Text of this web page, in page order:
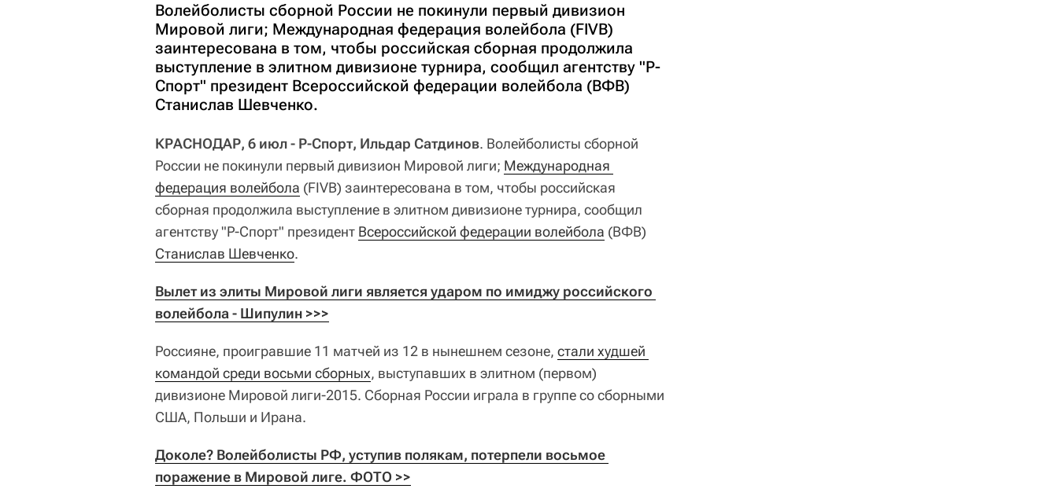
Волейболисты сборной России не покинули первый дивизион
Мировой лиги; Международная федерация волейбола (FIVB)
заинтересована в том, чтобы российская сборная продолжила
выступление в элитном дивизионе турнира, сообщил агентству "Р-
Спорт" президент Всероссийской федерации волейбола (ВФВ)
Станислав Шевченко.
КРАСНОДАР, 6 июл - Р-Спорт, Ильдар Сатдинов. Волейболисты сборной
России не покинули первый дивизион Мировой лиги; Международная
федерация волейбола (FIVB) заинтересована в том, чтобы российская
сборная продолжила выступление в элитном дивизионе турнира, сообщил
агентству "Р-Спорт" президент Всероссийской федерации волейбола (ВФВ)
Станислав Шевченко.
Вылет из элиты Мировой лиги является ударом по имиджу российского
волейбола - Шипулин >>>
Россияне, проигравшие 11 матчей из 12 в нынешнем сезоне, стали худшей
командой среди восьми сборных, выступавших в элитном (первом)
дивизионе Мировой лиги-2015. Сборная России играла в группе со сборными
США, Польши и Ирана.
Доколе? Волейболисты РФ, уступив полякам, потерпели восьмое
поражение в Мировой лиге. ФОТО >>